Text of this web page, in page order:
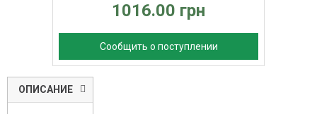
1016.00 грн
Сообщить о поступлении
ОПИСАНИЕ